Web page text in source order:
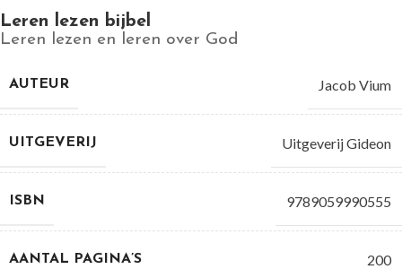
Leren lezen bijbel
Leren lezen en leren over God
AUTEUR Jacob Vium
UITGEVERIJ Uitgeverij Gideon
ISBN 9789059990555
AANTAL PAGINA’S 200